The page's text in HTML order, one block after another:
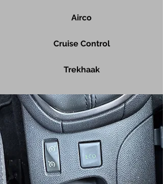
Airco
Cruise Control
Trekhaak